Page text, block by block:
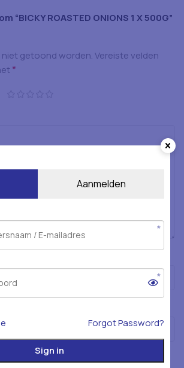
“BICKY ROASTED ONIONS 1 X 500G”
niet getoond worden.Vereiste velden
*
en website opslaan in deze
Aanmelden
Forgot Password?
Sign in